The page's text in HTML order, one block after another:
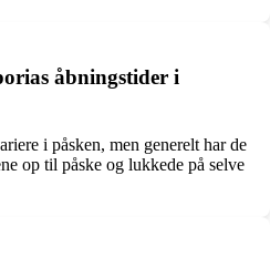
åbningstider i
i påsken, men generelt har de
op til påske og lukkede på selve